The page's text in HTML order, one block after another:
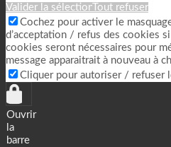
Valider la sélection Tout refuser
Cochez pour activer le
d’acceptation / refus des cookies
cookies seront nécessaires pour
message apparaitrait à nouveau à
Cliquer pour autoriser / refuser
Ouvrir
la
barre